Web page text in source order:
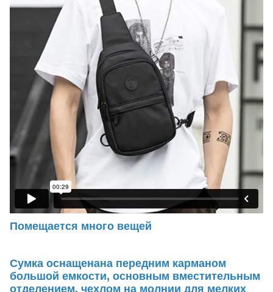
Помещается много вещей
Сумка оснащенана передним карманом
большой емкости, основным вместительным
отделением, чехлом на молнии для мелких